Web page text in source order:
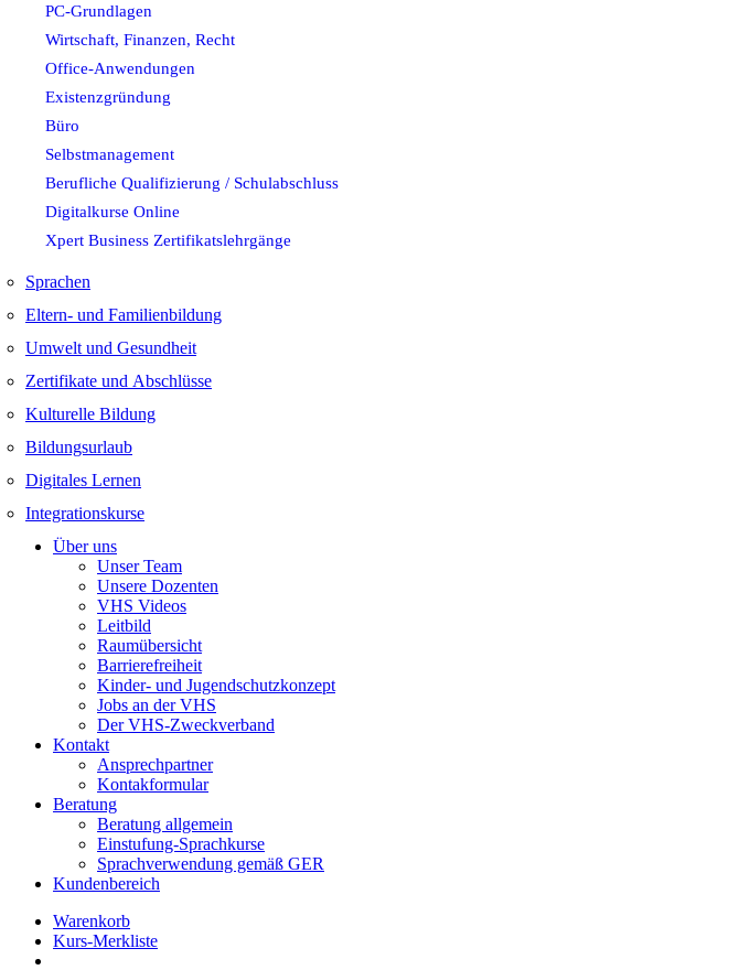
PC-Grundlagen
Wirtschaft, Finanzen, Recht
Office-Anwendungen
Existenzgründung
Büro
Selbstmanagement
Berufliche Qualifizierung / Schulabschluss
Digitalkurse Online
Xpert Business Zertifikatslehrgänge
Sprachen
Eltern- und Familienbildung
Umwelt und Gesundheit
Zertifikate und Abschlüsse
Kulturelle Bildung
Bildungsurlaub
Digitales Lernen
Integrationskurse
Über uns
Unser Team
Unsere Dozenten
VHS Videos
Leitbild
Raumübersicht
Barrierefreiheit
Kinder- und Jugendschutzkonzept
Jobs an der VHS
Der VHS-Zweckverband
Kontakt
Ansprechpartner
Kontakformular
Beratung
Beratung allgemein
Einstufung-Sprachkurse
Sprachverwendung gemäß GER
Kundenbereich
Warenkorb
Kurs-Merkliste